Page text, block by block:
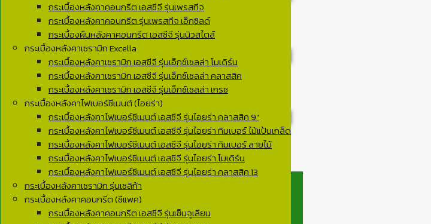
กระเบื้องหลังคาคอนกรีต เอสซีจี รุ่นเพรสทีจ
กระเบื้องหลังคาคอนกรีต รุ่นเพรสทีจ เอ็กชิลด์
กระเบื้องผืนหลังคาคอนกรีต เอสซีจี รุ่นนิวสไตล์
กระเบื้องหลังคาเซรามิก Excella
กระเบื้องหลังคาเซรามิก เอสซีจี รุ่นเอ็กซ์เซลล่า โมเดิร์น
กระเบื้องหลังคาเซรามิก เอสซีจี รุ่นเอ็กซ์เซลล่า คลาสสิค
กระเบื้องหลังคาเซรามิก เอสซีจี รุ่นเอ็กซ์เซลล่า เกรซ
กระเบื้องหลังคาไฟเบอร์ซีเมนต์ (ไอยร่า)
กระเบื้องหลังคาไฟเบอร์ซีเมนต์ เอสซีจี รุ่นไอยร่า คลาสสิค 9″
กระเบื้องหลังคาไฟเบอร์ซีเมนต์ เอสซีจี รุ่นไอยร่า ทิมเบอร์ ไม้แป้นเกล็ด
กระเบื้องหลังคาไฟเบอร์ซีเมนต์ เอสซีจี รุ่นไอยร่า ทิมเบอร์ ลายไม้
กระเบื้องหลังคาไฟเบอร์ซีเมนต์ เอสซีจี รุ่นไอยร่า โมเดิร์น
กระเบื้องหลังคาไฟเบอร์ซีเมนต์ เอสซีจี รุ่นไอยร่า คลาสสิค 13
กระเบื้องหลังคาเซรามิก รุ่นเซลิก้า
กระเบื้องหลังคาคอนกรีต (ซีแพค)
กระเบื้องหลังคาคอนกรีต เอสซีจี รุ่นเซ็นจูเลียน